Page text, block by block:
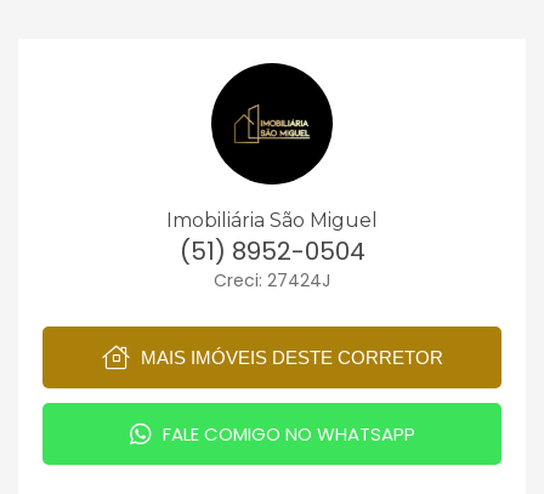
Imobiliária São Miguel
(51) 8952-0504
Creci: 27424J
MAIS IMÓVEIS DESTE CORRETOR
FALE COMIGO NO WHATSAPP